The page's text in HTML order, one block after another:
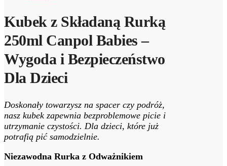
Kubek z Składaną Rurką
250ml Canpol Babies –
Wygoda i Bezpieczeństwo
Dla Dzieci
Doskonały towarzysz na spacer czy podróż,
nasz kubek zapewnia bezproblemowe picie i
utrzymanie czystości. Dla dzieci, które już
potrafią pić samodzielnie.
Niezawodna Rurka z Odważnikiem